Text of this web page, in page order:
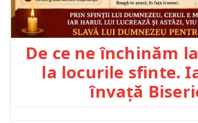
De ce ne închinăm
la locurile sfinte.
învață